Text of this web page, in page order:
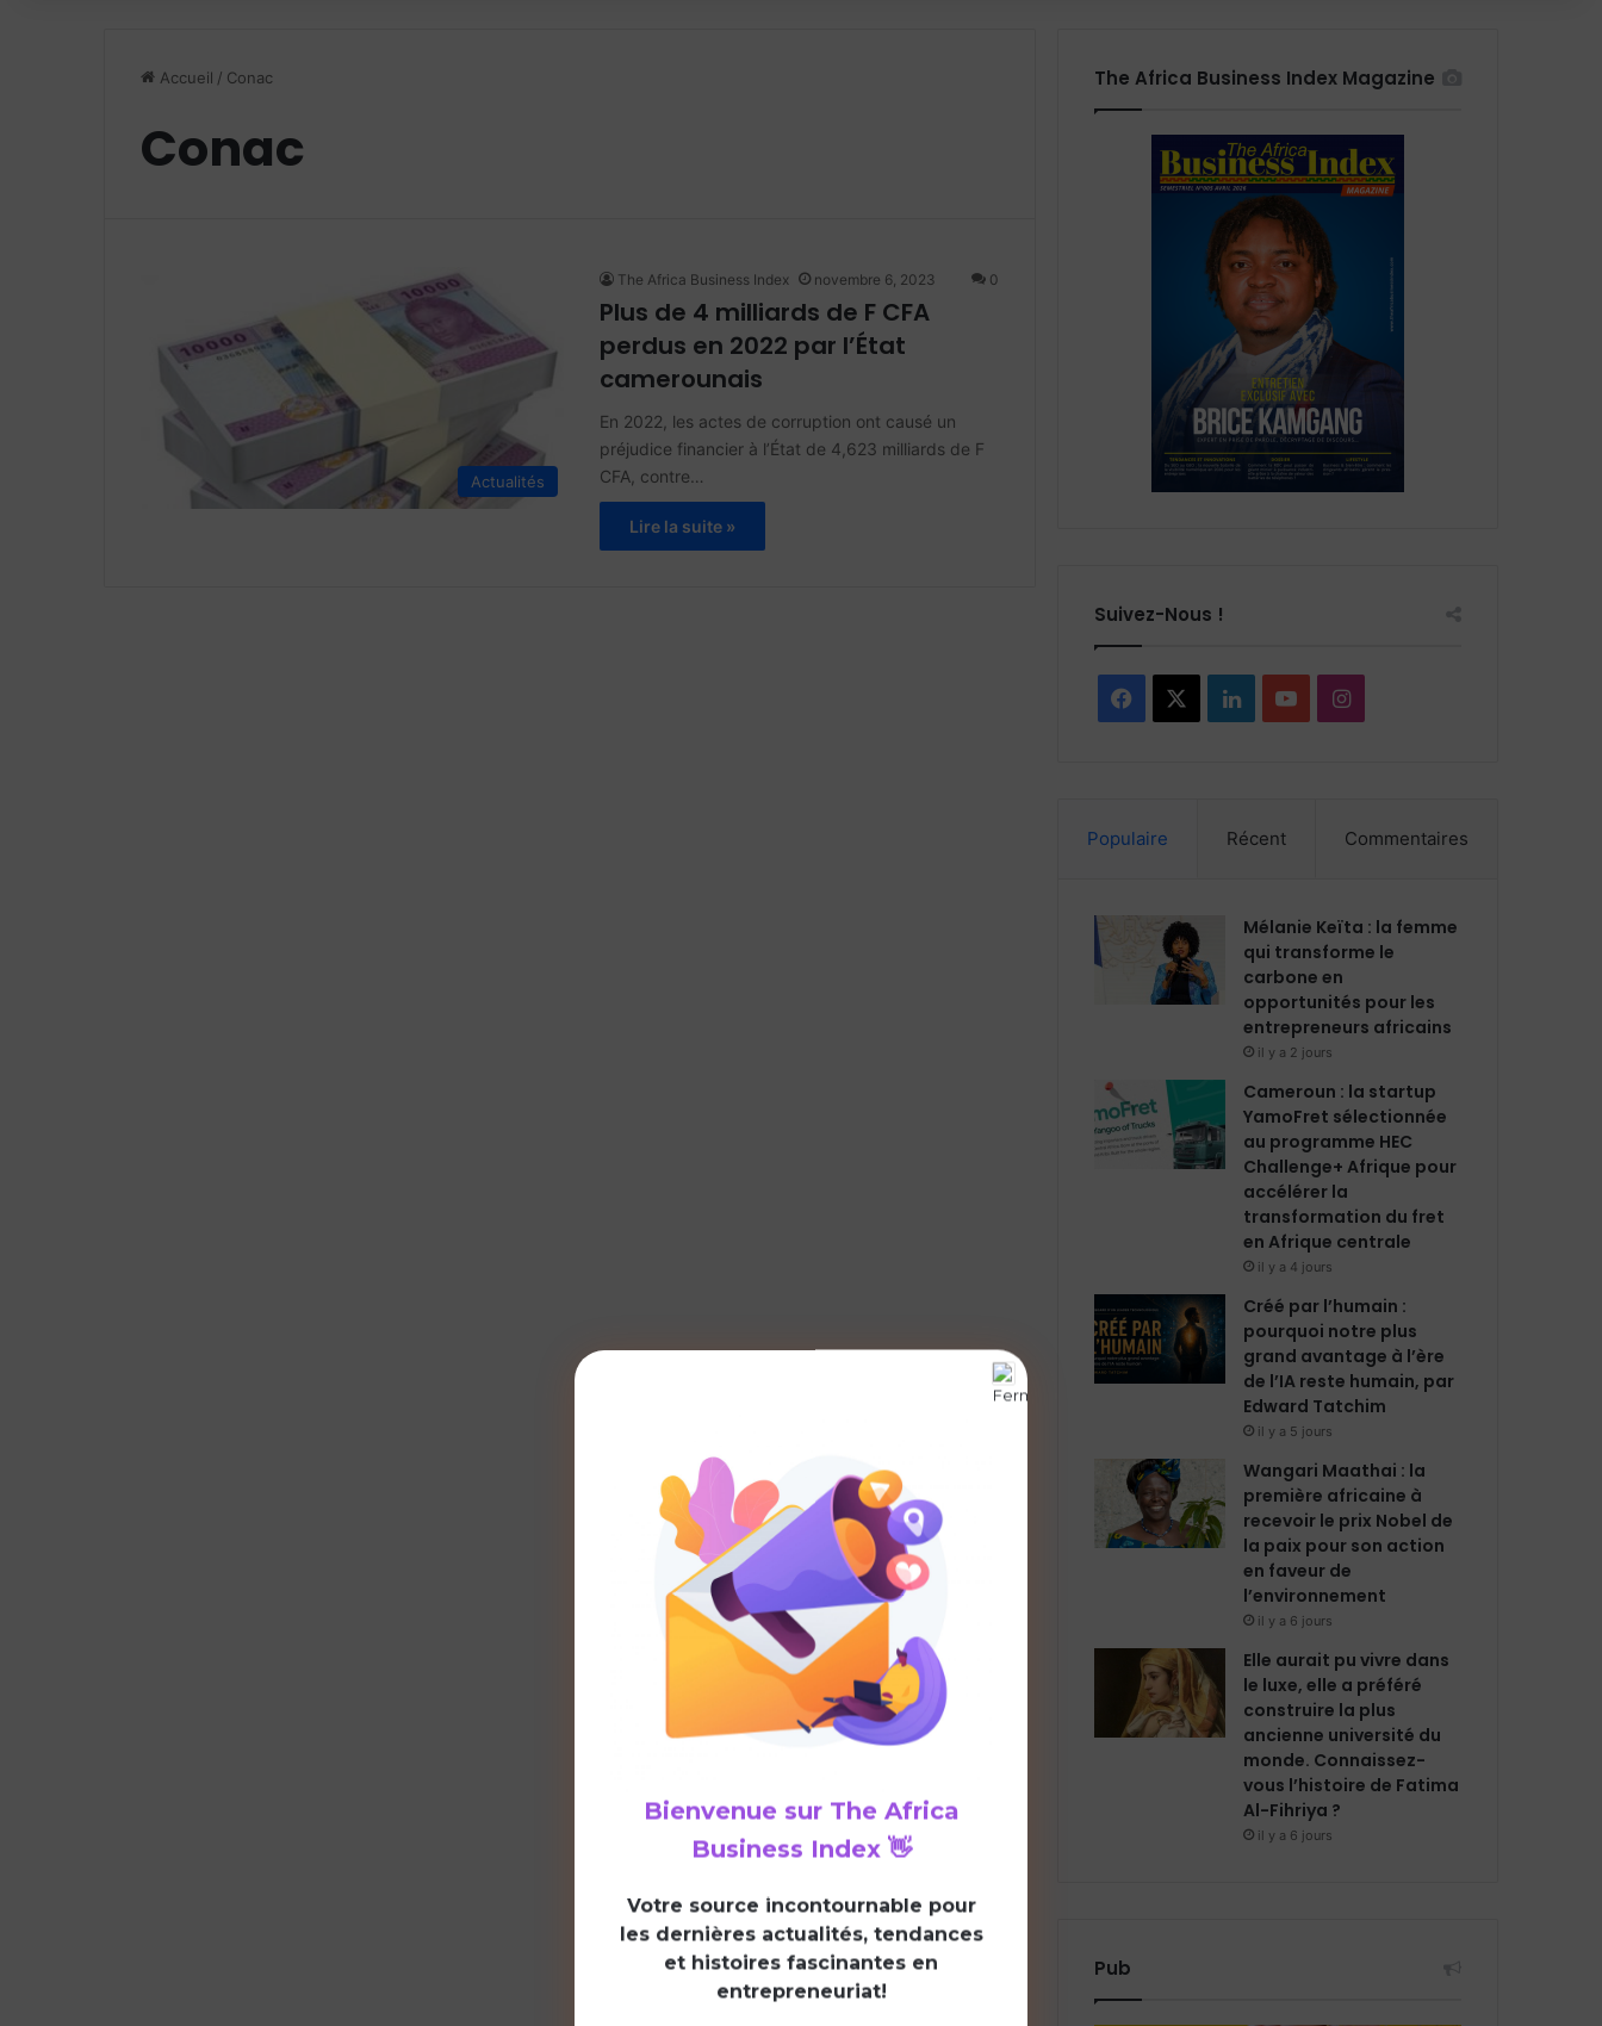
Accueil / Conac
Conac
Actualités
The Africa Business Index novembre 6, 2023 0
Plus de 4 milliards de F CFA
perdus en 2022 par l’État
camerounais
En 2022, les actes de corruption ont causé un
préjudice financier à l’État de 4,623 milliards de F
CFA, contre…
Lire la suite »
The Africa Business Index Magazine
Suivez-Nous !
e
L
k
d
i
n
b
e
I
t
g
a
m
Populaire Récent Commentaires
Mélanie Keïta : la femme
qui transforme le
carbone en
opportunités pour les
entrepreneurs africains
il y a 2 jours
Cameroun : la startup
YamoFret sélectionnée
au programme HEC
Challenge+ Afrique pour
accélérer la
transformation du fret
en Afrique centrale
il y a 4 jours
Créé par l’humain :
pourquoi notre plus
grand avantage à l’ère
de l’IA reste humain, par
Edward Tatchim
il y a 5 jours
Wangari Maathai : la
première africaine à
recevoir le prix Nobel de
la paix pour son action
en faveur de
l’environnement
il y a 6 jours
Elle aurait pu vivre dans
le luxe, elle a préféré
construire la plus
ancienne université du
monde. Connaissez-
vous l’histoire de Fatima
Al-Fihriya ?
il y a 6 jours
Pub
Bienvenue surThe Africa
Business Index👋
Votre source incontournable pour
les dernières actualités, tendances
et histoires fascinantes en
entrepreneuriat!